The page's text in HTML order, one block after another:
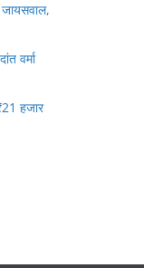
वर्मा
हजार